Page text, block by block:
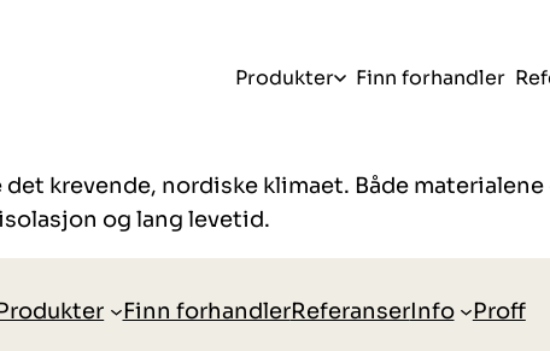
Produkter Finn forhandler
krevende, nordiske klimaet. Både
og lang levetid.
Finn forhandlerReferanserInfo Proff